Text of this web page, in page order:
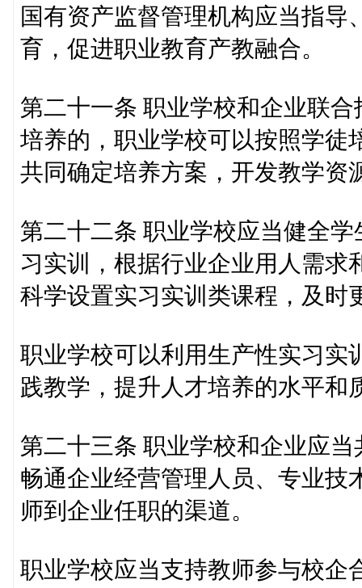
国有资产监督管理机构应当指
育，促进职业教育产教融合。
第二十一条 职业学校和企业联
培养的，职业学校可以按照学徒
共同确定培养方案，开发教学资
第二十二条 职业学校应当健全
习实训，根据行业企业用人需求
科学设置实习实训类课程，及时
职业学校可以利用生产性实习实
践教学，提升人才培养的水平和
第二十三条 职业学校和企业应
畅通企业经营管理人员、专业技
师到企业任职的渠道。
职业学校应当支持教师参与校企